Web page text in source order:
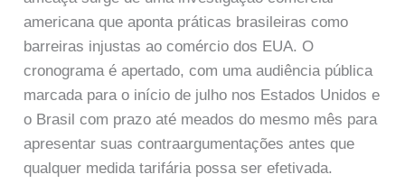
americana que aponta práticas brasileiras como
barreiras injustas ao comércio dos EUA. O
cronograma é apertado, com uma audiência pública
marcada para o início de julho nos Estados Unidos e
o Brasil com prazo até meados do mesmo mês para
apresentar suas contraargumentações antes que
qualquer medida tarifária possa ser efetivada.